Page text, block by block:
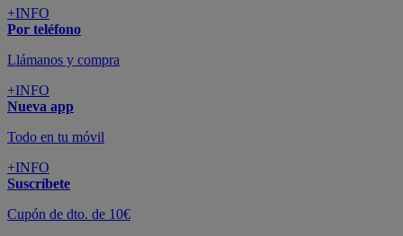
+INFO
Por teléfono
Llámanos y compra
+INFO
Nueva app
Todo en tu móvil
+INFO
Suscríbete
Cupón de dto. de 10€